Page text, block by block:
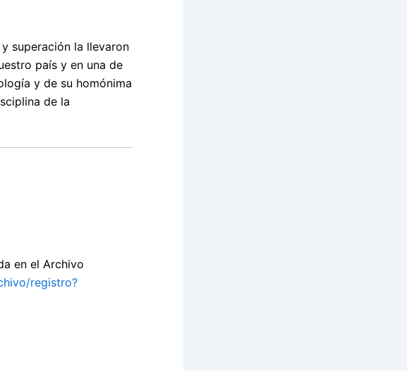
superación la llevaron
país y en una de
y de su homónima
de la
en el Archivo
registro?